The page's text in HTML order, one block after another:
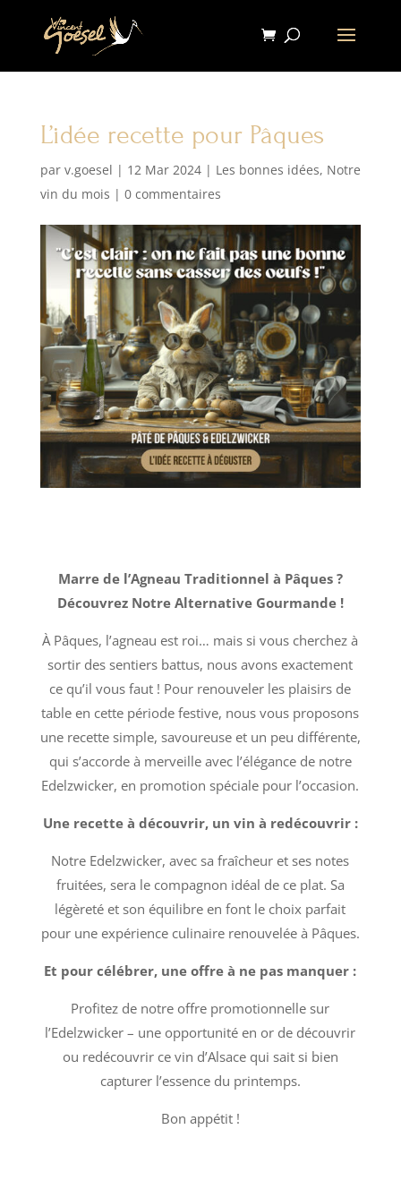
L’idée recette pour Pâques
par v.goesel | 12 Mar 2024| Les bonnes idées, Notre
vin du mois | 0 commentaires
Marre de l’Agneau Traditionnel à Pâques ?
Découvrez Notre Alternative Gourmande !
À Pâques, l’agneau est roi… mais si vous cherchez à
sortir des sentiers battus, nous avons exactement
ce qu’il vous faut ! Pour renouveler les plaisirs de
table en cette période festive, nous vous proposons
une recette simple, savoureuse et un peu différente,
qui s’accorde à merveille avec l’élégance de notre
Edelzwicker, en promotion spéciale pour l’occasion.
Une recette à découvrir, un vin à redécouvrir :
Notre Edelzwicker, avec sa fraîcheur et ses notes
fruitées, sera le compagnon idéal de ce plat. Sa
légèreté et son équilibre en font le choix parfait
pour une expérience culinaire renouvelée à Pâques.
Et pour célébrer, une offre à ne pas manquer :
Profitez de notre offre promotionnelle sur
l’Edelzwicker – une opportunité en or de découvrir
ou redécouvrir ce vin d’Alsace qui sait si bien
capturer l’essence du printemps.
Bon appétit !